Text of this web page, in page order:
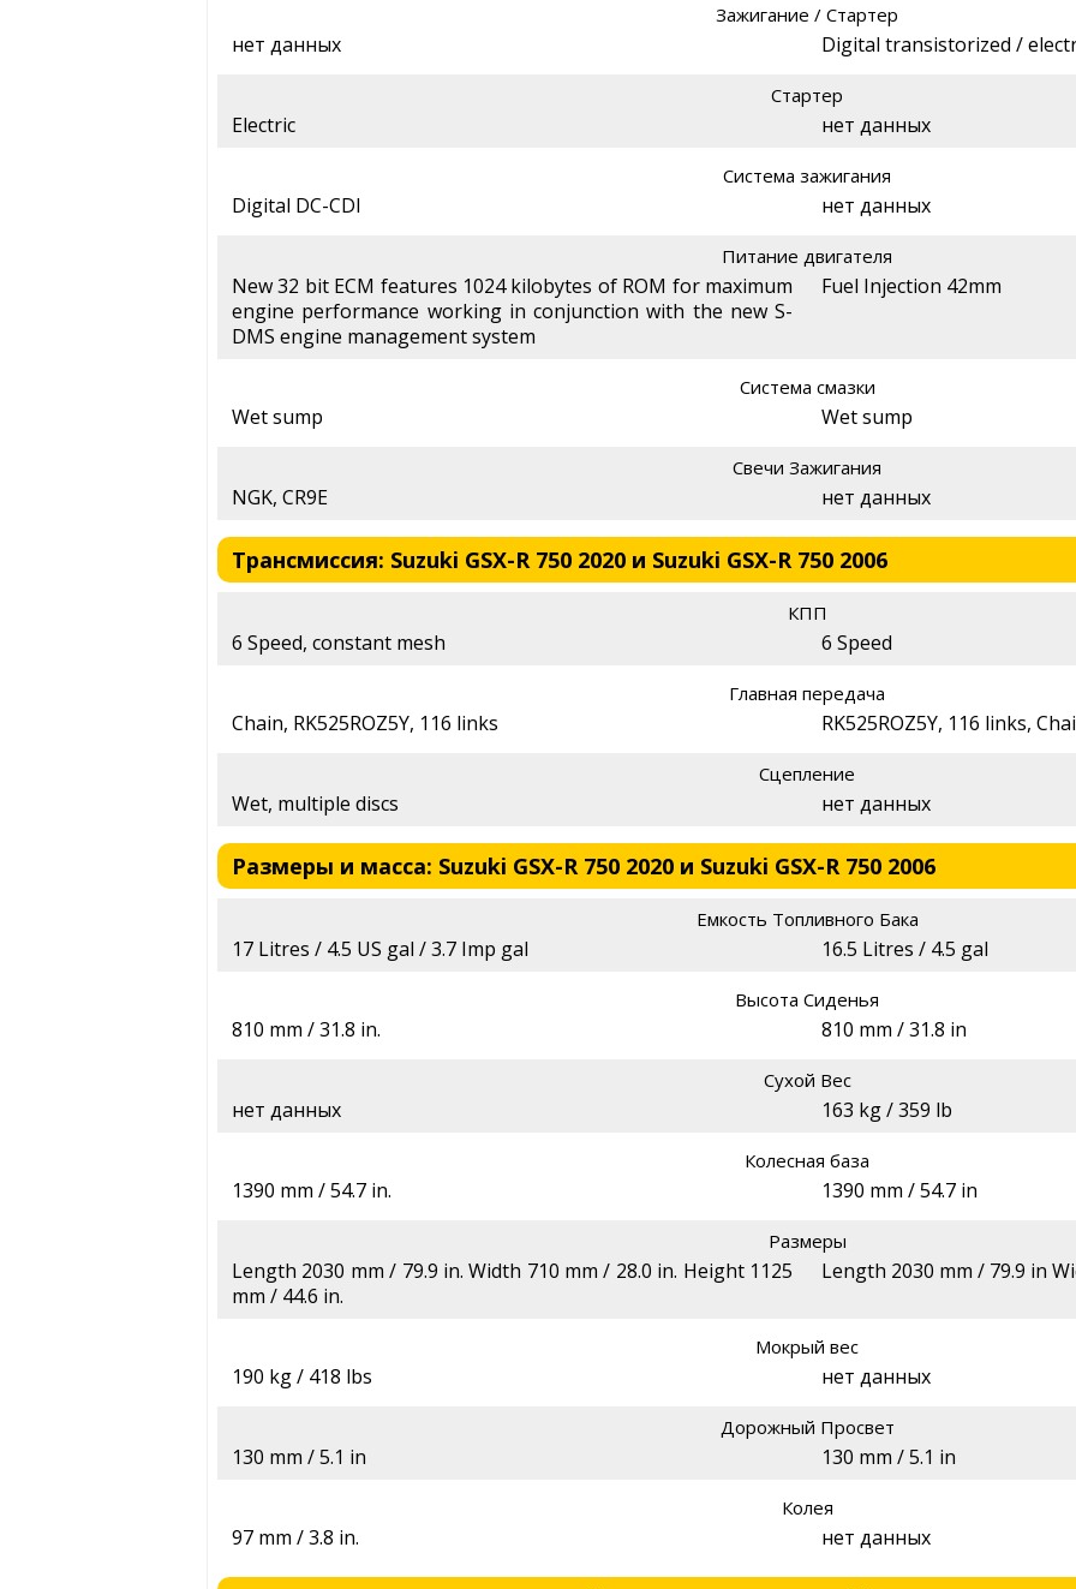
Зажигание / Стартер
нет данных Digital transistorized /
Стартер
Electric нет данных
Система зажигания
Digital DC-CDI нет данных
Питание двигателя
New 32 bit ECM features 1024 kilobytes of ROM for maximum
engine performance working in conjunction with the new S-
DMS engine management system
Fuel Injection 42mm
Система смазки
Wet sump Wet sump
Свечи Зажигания
NGK, CR9E нет данных
Трансмиссия: Suzuki GSX-R 750 2020 и Suzuki GSX-R 750 2006
КПП
6 Speed, constant mesh 6 Speed
Главная передача
Chain, RK525ROZ5Y, 116 links RK525ROZ5Y, 116 links,
Сцепление
Wet, multiple discs нет данных
Размеры и масса: Suzuki GSX-R 750 2020 и Suzuki GSX-R 750 2006
Емкость Топливного Бака
17 Litres / 4.5 US gal / 3.7 Imp gal 16.5 Litres / 4.5 gal
Высота Сиденья
810 mm / 31.8 in. 810 mm / 31.8 in
Сухой Вес
нет данных 163 kg / 359 lb
Колесная база
1390 mm / 54.7 in. 1390 mm / 54.7 in
Размеры
Length 2030 mm / 79.9 in. Width 710 mm / 28.0 in. Height 1125
mm / 44.6 in.
Length 2030 mm / 79.9 in
Мокрый вес
190 kg / 418 lbs нет данных
Дорожный Просвет
130 mm / 5.1 in 130 mm / 5.1 in
Колея
97 mm / 3.8 in. нет данных